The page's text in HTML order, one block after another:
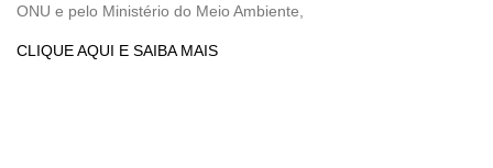
ONU e pelo Ministério do Meio Ambiente,
CLIQUE AQUI E SAIBA MAIS